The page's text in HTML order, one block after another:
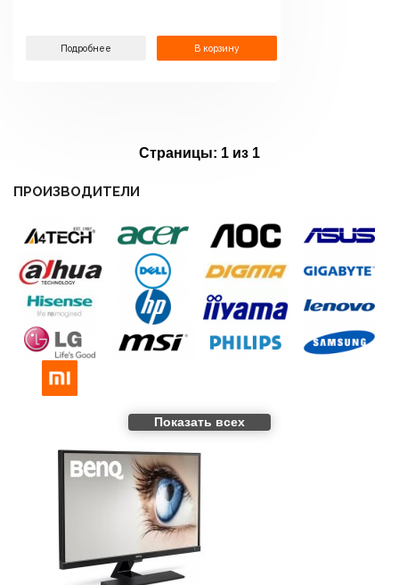
Подробнее В корзину
Страницы: 1 из 1
ПРОИЗВОДИТЕЛИ
Показать всех